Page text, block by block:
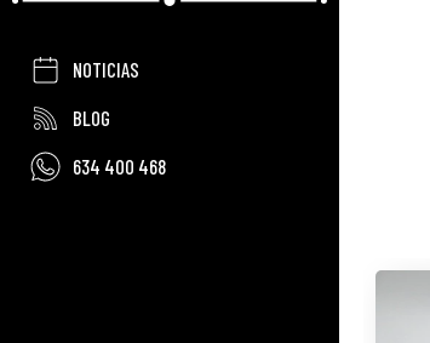
NOTICIAS
BLOG
634 400 468